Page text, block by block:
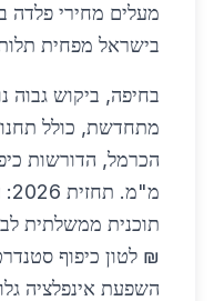
בישראל מפחית
בחיפה, ביקוש גבוה
מתחדשת, כולל